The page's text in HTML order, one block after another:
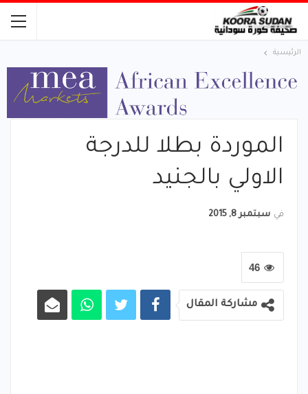
الرئيسية
الموردة بطلا للدرجة
الاولي بالجنيد
في سبتمبر 8, 2015
46
مشاركة المقال